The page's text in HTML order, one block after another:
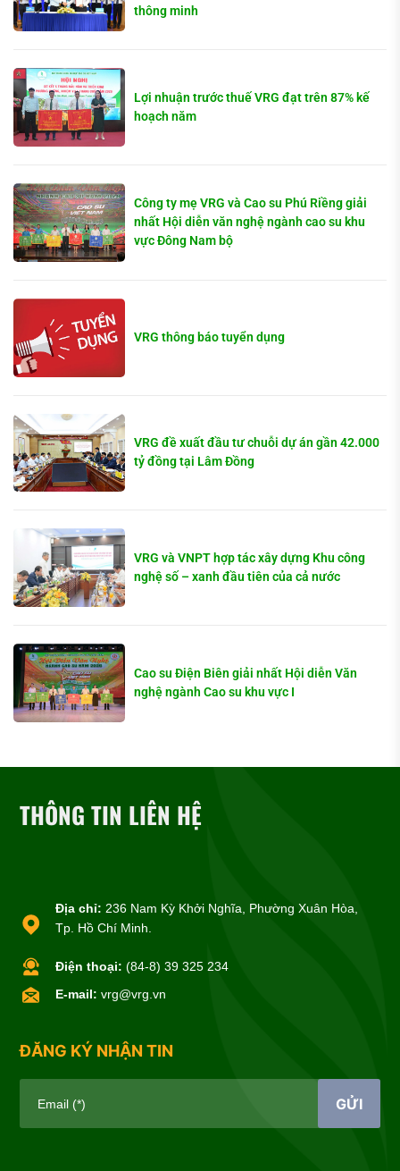
thông minh
Lợi nhuận trước thuế VRG đạt trên 87% kế
hoạch năm
Công ty mẹ VRG và Cao su Phú Riềng giải
nhất Hội diễn văn nghệ ngành cao su khu
vực Đông Nam bộ
VRG thông báo tuyển dụng
VRG đề xuất đầu tư chuỗi dự án gần 42.000
tỷ đồng tại Lâm Đồng
VRG và VNPT hợp tác xây dựng Khu công
nghệ số – xanh đầu tiên của cả nước
Cao su Điện Biên giải nhất Hội diễn Văn
nghệ ngành Cao su khu vực I
THÔNG TIN LIÊN HỆ
Địa chỉ: 236 Nam Kỳ Khởi Nghĩa, Phường Xuân Hòa,
Tp. Hồ Chí Minh.
Điện thoại: (84-8) 39 325 234
E-mail: vrg@vrg.vn
ĐĂNG KÝ NHẬN TIN
Email (*) GỬI